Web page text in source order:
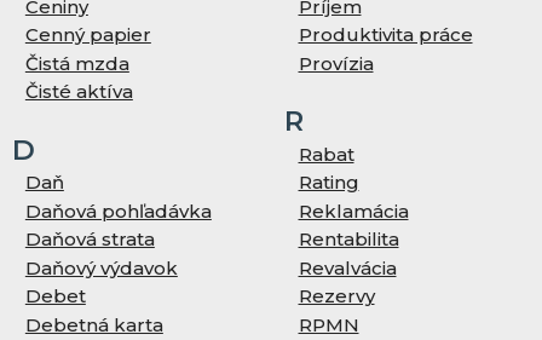
Ceniny
Cenný papier
Čistá mzda
Čisté aktíva
D
Daň
Daňová pohľadávka
Daňová strata
Daňový výdavok
Debet
Debetná karta
Príjem
Produktivita práce
Provízia
R
Rabat
Rating
Reklamácia
Rentabilita
Revalvácia
Rezervy
RPMN